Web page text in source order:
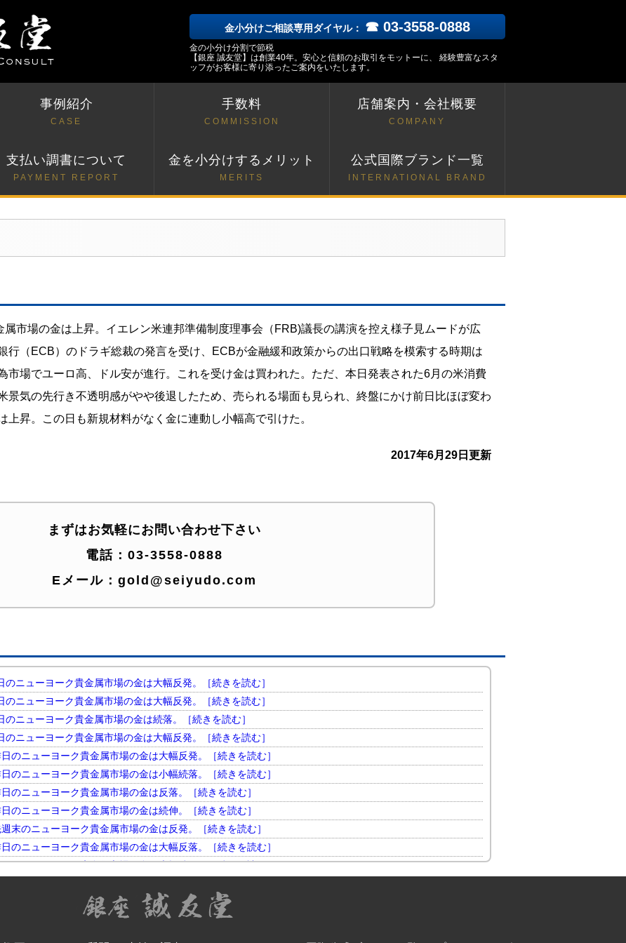
金小分けご相談専用ダイヤル： ☎ 03-3558-0888
金の小分け分割で節税
【銀座 誠友堂】は創業40年。安心と信頼のお取引をモットーに、 経験豊富なスタ
ッフがお客様に寄り添ったご案内をいたします。
事例紹介
CASE
手数料
COMMISSION
店舗案内・会社概要
COMPANY
支払い調書について
PAYMENT REPORT
金を小分けするメリット
MERITS
公式国際ブランド一覧
INTERNATIONAL BRAND
市場の金は上昇。イエレン米連邦準備制度理事会（FRB)議長の講演を控え様子見ムードが広
行（ECB）のドラギ総裁の発言を受け、ECBが金融緩和政策からの出口戦略を模索する時期は
市場でユーロ高、ドル安が進行。これを受け金は買われた。ただ、本日発表された6月の米消費
景気の先行き不透明感がやや後退したため、売られる場面も見られ、終盤にかけ前日比ほぼ変わ
上昇。この日も新規材料がなく金に連動し小幅高で引けた。
2017年6月29日更新
まずはお気軽にお問い合わせ下さい
電話： 03-3558-0888
Eメール： gold@seiyudo.com
ニューヨーク貴金属市場の金は大幅反発。［続きを読む］
ニューヨーク貴金属市場の金は大幅反発。［続きを読む］
ニューヨーク貴金属市場の金は続落。［続きを読む］
ニューヨーク貴金属市場の金は大幅反発。［続きを読む］
のニューヨーク貴金属市場の金は大幅反発。［続きを読む］
のニューヨーク貴金属市場の金は小幅続落。［続きを読む］
のニューヨーク貴金属市場の金は反落。［続きを読む］
のニューヨーク貴金属市場の金は続伸。［続きを読む］
末のニューヨーク貴金属市場の金は反発。［続きを読む］
のニューヨーク貴金属市場の金は大幅反落。［続きを読む］
のニューヨーク貴金属市場の金は大幅続伸。［続きを読む］
のニューヨーク貴金属市場の金は小幅反落。［続きを読む］
のニューヨーク貴金属市場の金は大幅続落。［続きを読む］